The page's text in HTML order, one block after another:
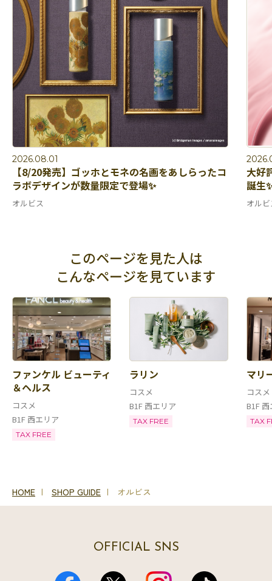
2026.08.01
【8/20発売】ゴッホとモネの名画をあしらったコ
ラボデザインが数量限定で登場✨
オルビス
大好
誕生
オル
このページを見た人は
こんなページを見ています
ファンケル ビューティ
＆ヘルス
コスメ
B1F 西エリア
TAX FREE
ラリン
コスメ
B1F 西エリア
TAX FREE
マリ
コス
B1F
TAX
HOME SHOP GUIDE オルビス
OFFICIAL SNS